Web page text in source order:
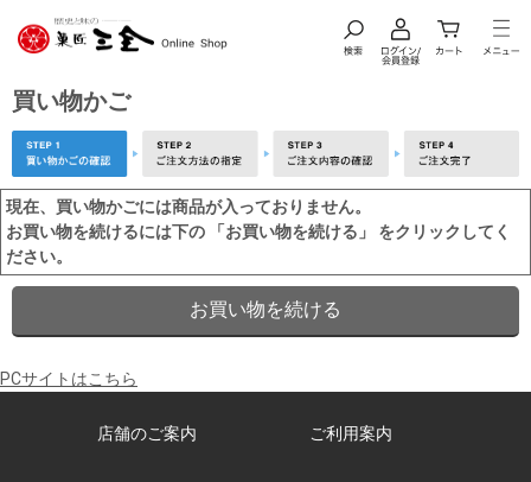
買い物かご
現在、買い物かごには商品が入っておりません。
お買い物を続けるには下の 「お買い物を続ける」 をクリックしてく
ださい。
PCサイトはこちら
店舗のご案内 ご利用案内